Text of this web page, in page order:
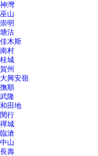
神灣
巫山
崇明
塘沽
佳木斯
南村
桂城
賀州
大興安嶺
撫順
武隆
和田地
閔行
禪城
臨滄
中山
長壽